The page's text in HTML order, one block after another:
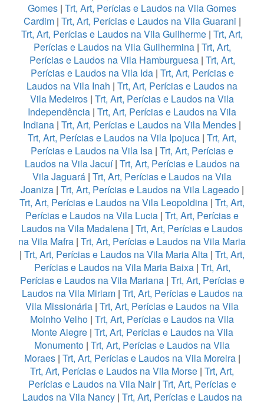
Gomes | Trt, Art, Perícias e Laudos na Vila Gomes
Cardim| Trt, Art, Perícias e Laudos na Vila Guarani |
Trt, Art, Perícias e Laudos na Vila Guilherme | Trt, Art,
Perícias e Laudos na Vila Guilhermina| Trt, Art,
Perícias e Laudos na Vila Hamburguesa| Trt, Art,
Perícias e Laudos na Vila Ida| Trt, Art, Perícias e
Laudos na Vila Inah | Trt, Art, Perícias e Laudos na
Vila Medeiros | Trt, Art, Perícias e Laudos na Vila
Independência | Trt, Art, Perícias e Laudos na Vila
Indiana | Trt, Art, Perícias e Laudos na Vila Mendes |
Trt, Art, Perícias e Laudos na Vila Ipojuca | Trt, Art,
Perícias e Laudos na Vila Isa | Trt, Art, Perícias e
Laudos na Vila Jacuí| Trt, Art, Perícias e Laudos na
Vila Jaguará | Trt, Art, Perícias e Laudos na Vila
Joaniza| Trt, Art, Perícias e Laudos na Vila Lageado|
Trt, Art, Perícias e Laudos na Vila Leopoldina | Trt, Art,
Perícias e Laudos na Vila Lucia | Trt, Art, Perícias e
Laudos na Vila Madalena | Trt, Art, Perícias e Laudos
na Vila Mafra | Trt, Art, Perícias e Laudos na Vila Maria
| Trt, Art, Perícias e Laudos na Vila Maria Alta | Trt, Art,
Perícias e Laudos na Vila Maria Baixa| Trt, Art,
Perícias e Laudos na Vila Mariana| Trt, Art, Perícias e
Laudos na Vila Miriam| Trt, Art, Perícias e Laudos na
Vila Missionária | Trt, Art, Perícias e Laudos na Vila
Moinho Velho | Trt, Art, Perícias e Laudos na Vila
Monte Alegre| Trt, Art, Perícias e Laudos na Vila
Monumento | Trt, Art, Perícias e Laudos na Vila
Moraes| Trt, Art, Perícias e Laudos na Vila Moreira|
Trt, Art, Perícias e Laudos na Vila Morse | Trt, Art,
Perícias e Laudos na Vila Nair| Trt, Art, Perícias e
Laudos na Vila Nancy| Trt, Art, Perícias e Laudos na